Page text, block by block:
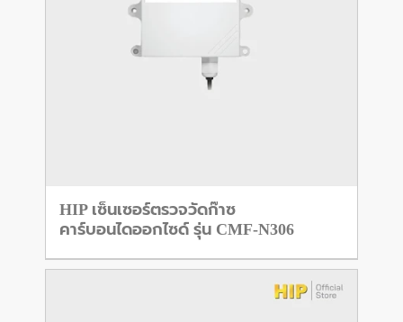
HIP เซ็นเซอร์ตรวจวัดก๊าซ
คาร์บอนไดออกไซด์ รุ่น CMF-N306